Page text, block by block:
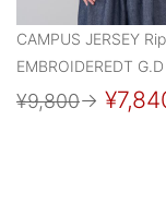
CAMPUS JERSEY
EMBROIDEREDT G.D
¥9,800→